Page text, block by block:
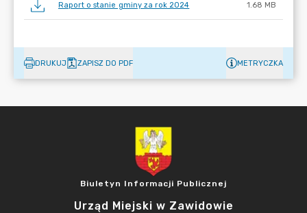
Raport o stanie gminy za rok 2024 1.68 MB
DRUKUJ ZAPISZ DO PDF METRYCZKA
Biuletyn Informacji Publicznej
Urząd Miejski w Zawidowie